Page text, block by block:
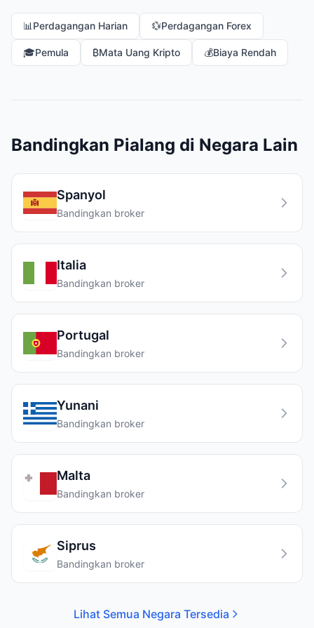
📊 Perdagangan Harian 💱Perdagangan Forex
🎓Pemula ₿Mata Uang Kripto 💰Biaya Rendah
Bandingkan Pialang di Negara Lain
Spanyol
Bandingkan broker
Italia
Bandingkan broker
Portugal
Bandingkan broker
Yunani
Bandingkan broker
Malta
Bandingkan broker
Siprus
Bandingkan broker
Lihat Semua Negara Tersedia